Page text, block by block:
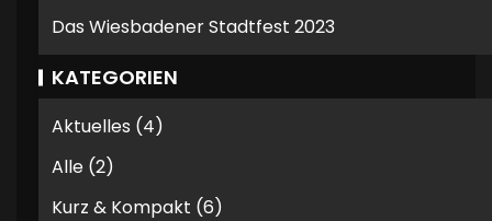
Das Wiesbadener Stadtfest 2023
KATEGORIEN
Aktuelles (4)
Alle (2)
Kurz & Kompakt (6)